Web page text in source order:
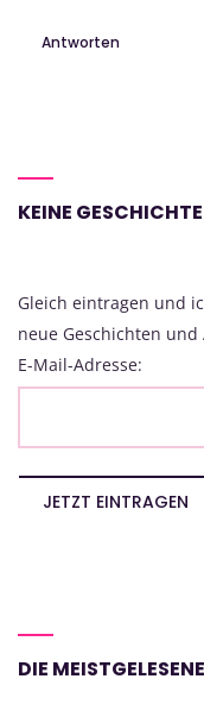
Antworten
KEINE
Gleich eintragen und
neue Geschichten und
E-Mail-Adresse:
JETZT EINTRAGEN
DIE